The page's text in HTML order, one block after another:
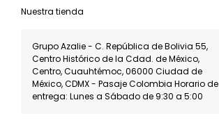
Nuestra tienda
Grupo Azalie - C. República de Bolivia 55,
Centro Histórico de la Cdad. de México,
Centro, Cuauhtémoc, 06000 Ciudad de
México, CDMX - Pasaje Colombia Horario de
entrega: Lunes a Sábado de 9:30 a 5:00